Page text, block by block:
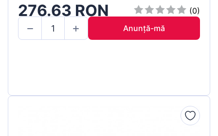
276.63 RON
(0)
Anunță-mă